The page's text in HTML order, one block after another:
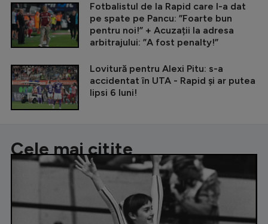
Fotbalistul de la Rapid care l-a dat
pe spate pe Pancu: ”Foarte bun
pentru noi!” + Acuzații la adresa
arbitrajului: ”A fost penalty!”
Lovitură pentru Alexi Pitu: s-a
accidentat în UTA - Rapid și ar putea
lipsi 6 luni!
Cele mai citite